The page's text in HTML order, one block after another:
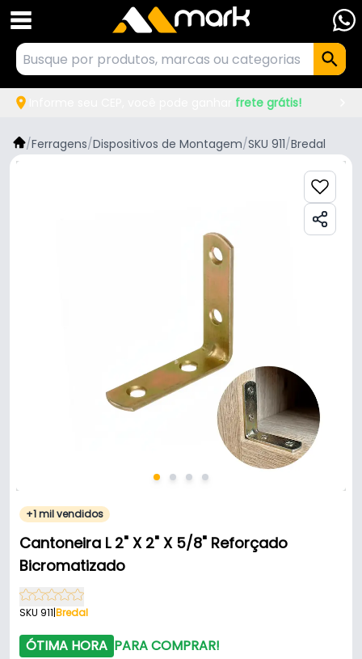
frete grátis!
/Ferragens/Dispositivos de Montagem/SKU 911/Bredal
+1 mil vendidos
Cantoneira L 2" X 2" X 5/8" Reforçado
Bicromatizado
SKU 911|Bredal
ÓTIMA HORA PARA COMPRAR!